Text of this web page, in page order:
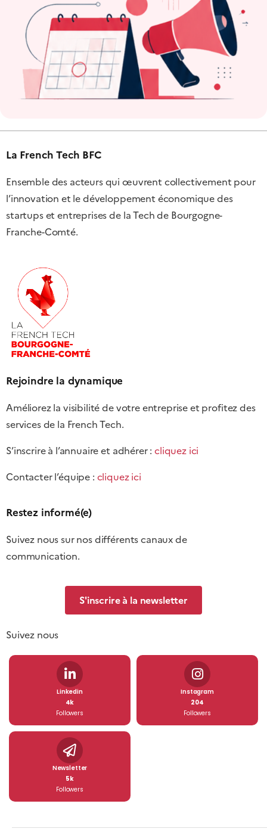
La French Tech BFC
Ensemble des acteurs qui œuvrent collectivement pour
l’innovation et le développement économique des
startups et entreprises de la Tech de Bourgogne-
Franche-Comté.
Rejoindre la dynamique
Améliorez la visibilité de votre entreprise et profitez des
services de la French Tech.
S’inscrire à l’annuaire et adhérer :cliquez ici
Contacter l’équipe : cliquez ici
Restez informé(e)
Suivez nous sur nos différents canaux de
communication.
S'inscrire à la newsletter
Suivez nous
Linkedin
4k
Followers
Instagram
204
Followers
Newsletter
5k
Followers